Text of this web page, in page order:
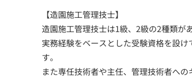
【造園施工管理技士】
造園施工管理技士は1級、2級の2種類が
実務経験をベースとした受験資格を設
す。
また専任技術者や主任、管理技術者への